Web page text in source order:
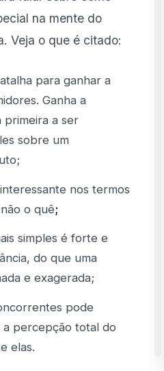
na mente do
Veja o que é citado:
para ganhar a
Ganha a
primeira a ser
sobre um
nos termos
o quê;
simples é forte e
do que uma
e exagerada;
pode
a percepção total do
elas.